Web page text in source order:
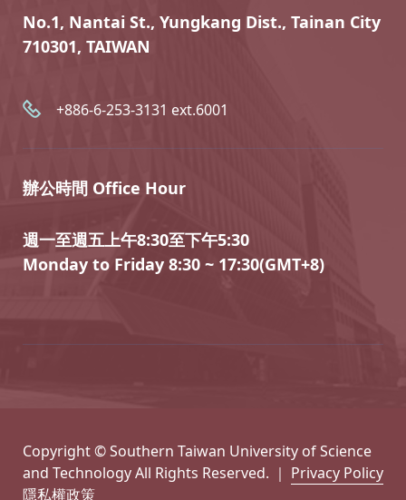
No.1, Nantai St., Yungkang Dist., Tainan City
710301, TAIWAN
+886-6-253-3131 ext.6001
辦公時間 Office Hour
週一至週五上午8:30至下午5:30
Monday to Friday 8:30 ~ 17:30(GMT+8)
Copyright © Southern Taiwan University of Science
and Technology All Rights Reserved. ｜ Privacy Policy
隱私權政策